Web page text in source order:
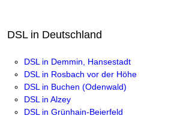
DSL in Deutschland
DSL in Demmin, Hansestadt
DSL in Rosbach vor der Höhe
DSL in Buchen (Odenwald)
DSL in Alzey
DSL in Grünhain-Beierfeld